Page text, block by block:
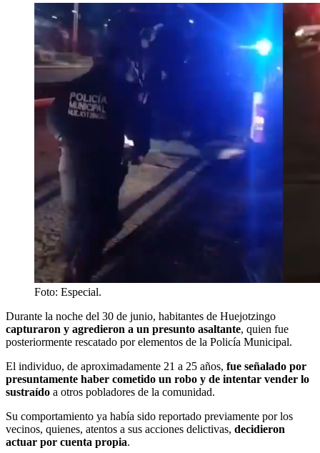
Foto: Especial.
Durante la noche del 30 de junio, habitantes de Huejotzingo
capturaron y agredieron a un presunto asaltante, quien fue
posteriormente rescatado por elementos de la Policía Municipal.
El individuo, de aproximadamente 21 a 25 años, fue señalado por
presuntamente haber cometido un robo y de intentar vender lo
sustraído a otros pobladores de la comunidad.
Su comportamiento ya había sido reportado previamente por los
vecinos, quienes, atentos a sus acciones delictivas, decidieron
actuar por cuenta propia.